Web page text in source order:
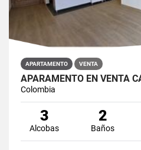
APARTAMENTO VENTA
Colombia
3
Alcobas
2
Baños